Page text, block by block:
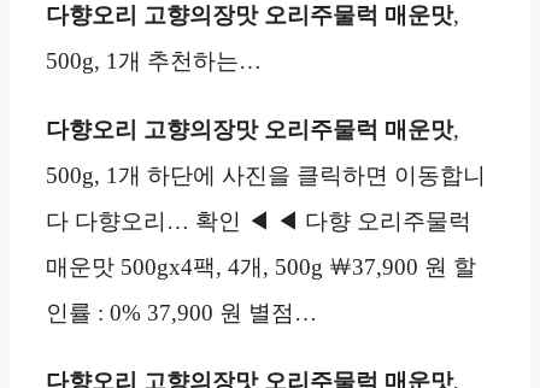
다향오리 고향의장맛 오리주물럭 매운맛,
500g, 1개 추천하는…
다향오리 고향의장맛 오리주물럭 매운맛,
500g, 1개 하단에 사진을 클릭하면 이동합니
다 다향오리… 확인 ◀ ◀ 다향 오리주물럭
매운맛 500gx4팩, 4개, 500g ￦37,900 원 할
인률 : 0% 37,900 원 별점…
다향오리 고향의장맛 오리주물럭 매운맛,